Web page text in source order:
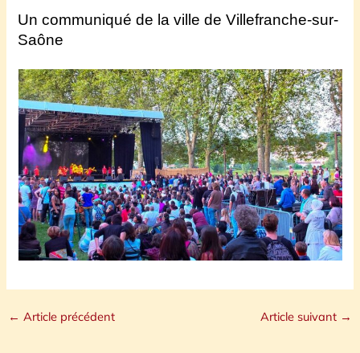
Un communiqué de la ville de Villefranche-sur-
Saône
← Article précédent Article suivant →